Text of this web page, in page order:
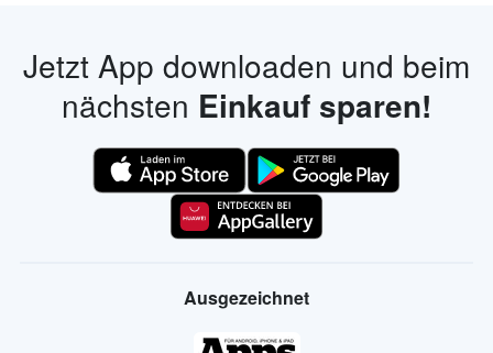
Jetzt App downloaden und beim
nächsten Einkauf sparen!
Ausgezeichnet